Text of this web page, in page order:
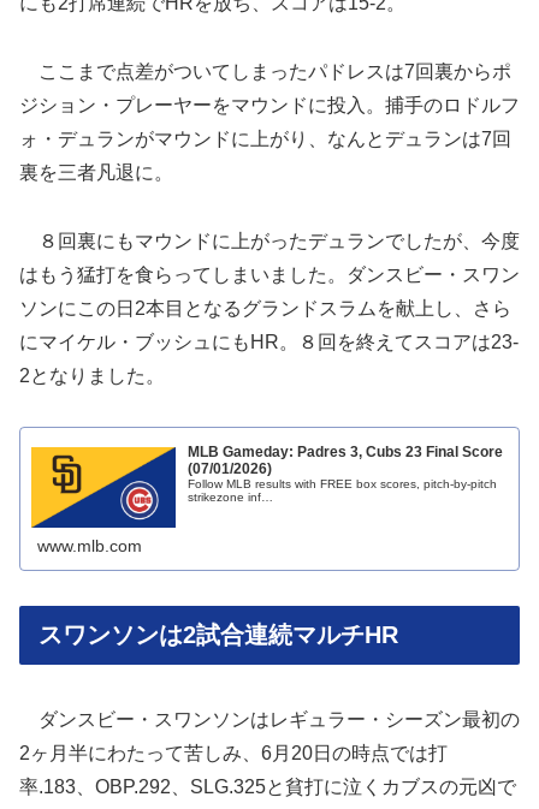
ここまで点差がついてしまったパドレスは7回裏からポ
ジション・プレーヤーをマウンドに投入。捕手のロドルフ
ォ・デュランがマウンドに上がり、なんとデュランは7回
裏を三者凡退に。
８回裏にもマウンドに上がったデュランでしたが、今度
はもう猛打を食らってしまいました。ダンスビー・スワン
ソンにこの日2本目となるグランドスラムを献上し、さら
にマイケル・ブッシュにもHR。８回を終えてスコアは23-
2となりました。
MLB Gameday: Padres 3, Cubs 23 Final Score
(07/01/2026)
Follow MLB results with FREE box scores, pitch-by-pitch
strikezone inf…
www.mlb.com
スワンソンは2試合連続マルチHR
ダンスビー・スワンソンはレギュラー・シーズン最初の
2ヶ月半にわたって苦しみ、6月20日の時点では打
率.183、OBP.292、SLG.325と貧打に泣くカブスの元凶で